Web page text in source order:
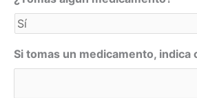
Si tomas un medicamento, indica